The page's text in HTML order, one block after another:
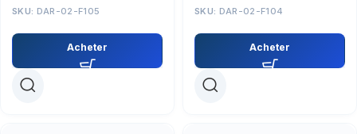
SKU: DAR-02-F105
Acheter
SKU: DAR-02-F104
Acheter